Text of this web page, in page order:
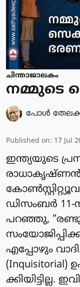
ചിന്താജാലകം
നമ്മുടെ
പോള്‍
Published on: 17 Jul
ഇന്ത്യയുടെ
രാധാകൃഷ്ണൻ
ഡിസംബർ
പറഞ്ഞു,
എപ്പോഴും
(Inquisitorial)
ക്കിയിട്ടില്ല.